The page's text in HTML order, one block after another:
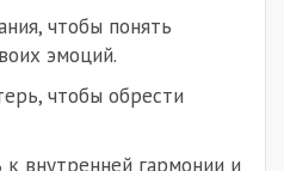
чтобы понять
эмоций.
чтобы обрести
внутренней гармонии и